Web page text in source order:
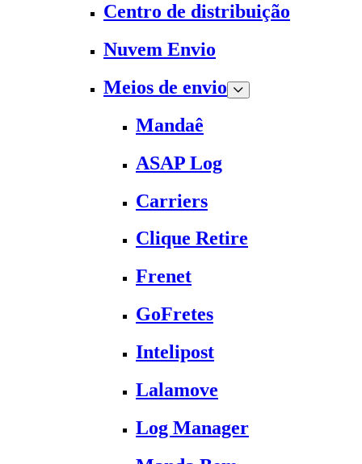
Centro de distribuição
Nuvem Envio
Meios de envio
Mandaê
ASAP Log
Carriers
Clique Retire
Frenet
GoFretes
Intelipost
Lalamove
Log Manager